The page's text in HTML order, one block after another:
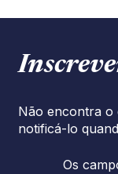
Não encontra o
notificá-lo
Os